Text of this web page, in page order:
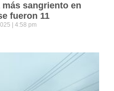
sangriento en
fueron 11
4:58 pm